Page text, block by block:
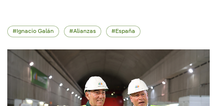
Ignacio Galán Alianzas España